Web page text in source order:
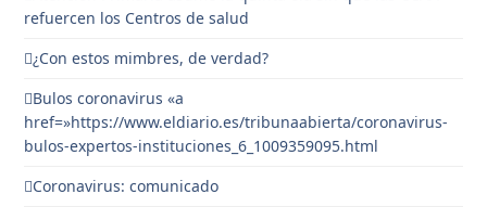
refuercen los Centros de salud
¿Con estos mimbres, de verdad?
Bulos coronavirus «a
href=»https://www.eldiario.es/tribunaabierta/coronavirus-
bulos-expertos-instituciones_6_1009359095.html
Coronavirus: comunicado